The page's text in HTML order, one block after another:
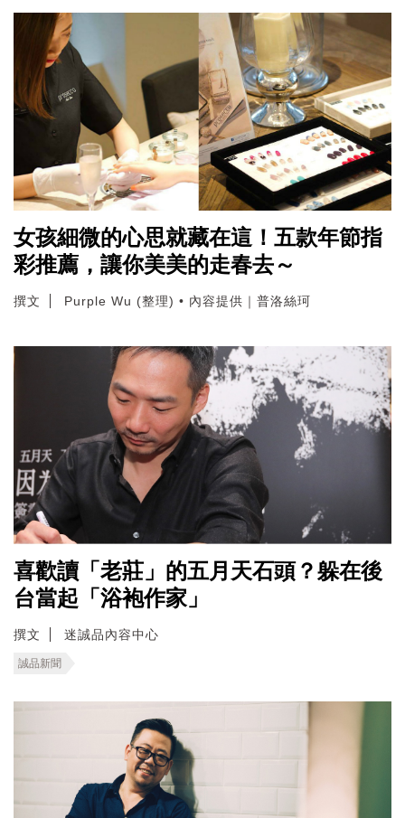
女孩細微的心思就藏在這！五款年節指
彩推薦，讓你美美的走春去～
撰文 Purple Wu (整理) • 內容提供｜普洛絲珂
喜歡讀「老莊」的五月天石頭？躲在後
台當起「浴袍作家」
撰文 迷誠品內容中心
誠品新聞